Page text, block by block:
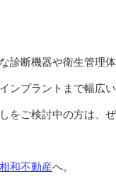
診断機器や衛生管理
ンプラントまで幅広
をご検討中の方は、
和不動産へ。